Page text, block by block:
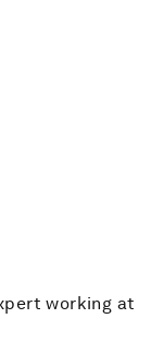
working at